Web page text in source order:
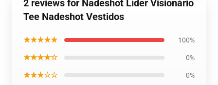
2 reviews for Nadeshot Líder Visionário
Tee Nadeshot Vestidos
★★★★★ 100%
★★★★☆ 0%
★★★☆☆ 0%